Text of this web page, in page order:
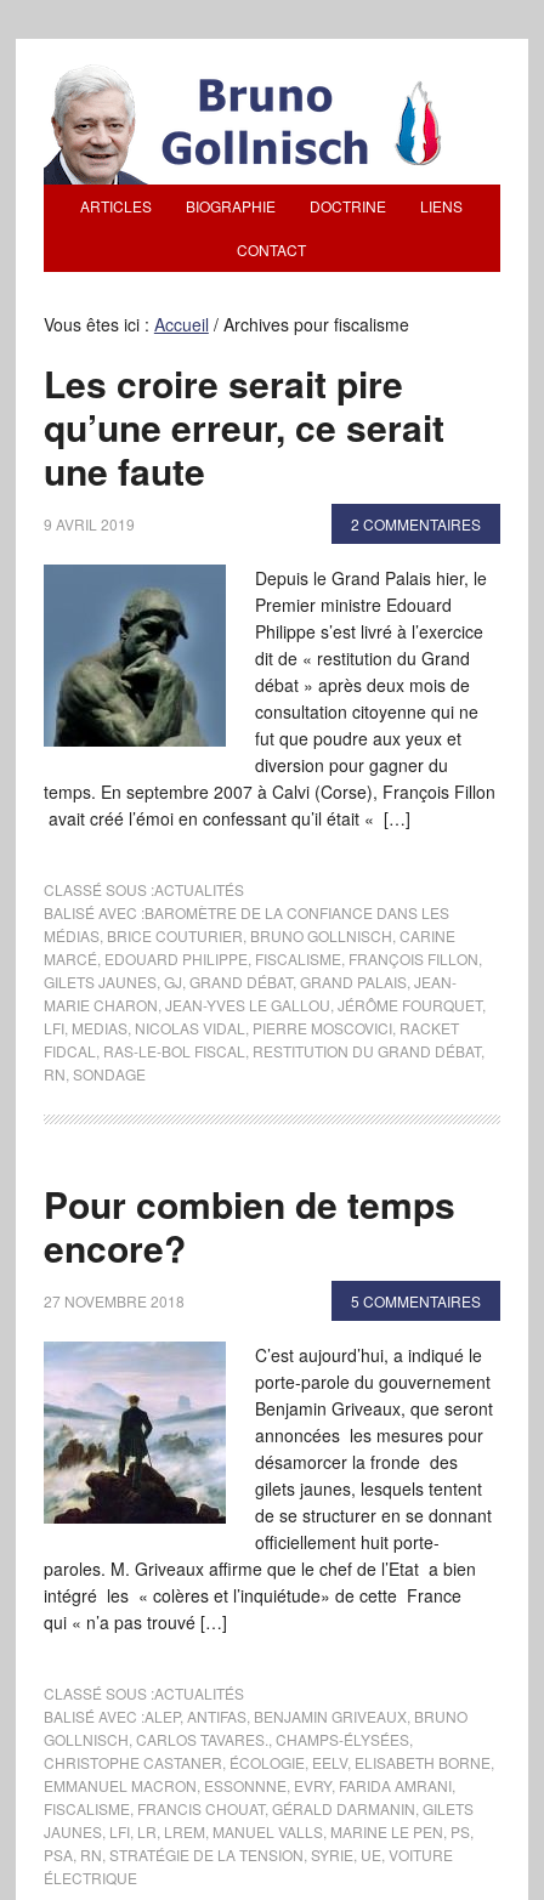
ARTICLES BIOGRAPHIE DOCTRINE LIENS
CONTACT
Vous êtes ici : Accueil /Archives pour fiscalisme
Les croire serait pire
qu’une erreur, ce serait
une faute
9 AVRIL 2019 2 COMMENTAIRES
Depuis le Grand Palais hier, le
Premier ministre Edouard
Philippe s’est livré à l’exercice
dit de « restitution du Grand
débat » après deux mois de
consultation citoyenne qui ne
fut que poudre aux yeux et
diversion pour gagner du
temps. En septembre 2007 à Calvi (Corse), François Fillon
avait créé l’émoi en confessant qu’il était « […]
CLASSÉ SOUS :ACTUALITÉS
BALISÉ AVEC :BAROMÈTRE DE LA CONFIANCE DANS LES
MÉDIAS, BRICE COUTURIER BRUNO GOLLNISCH CARINE
MARCÉ EDOUARD PHILIPPE FISCALISME FRANÇOIS FILLON
GILETS JAUNES, GJ GRAND DÉBAT, GRAND PALAIS, JEAN-
MARIE CHARON JEAN-YVES LE GALLOU JÉRÔME FOURQUET,
LFI, MEDIAS, NICOLAS VIDAL PIERRE MOSCOVICI, RACKET
FIDCAL
RAS-LE-BOL FISCAL RESTITUTION DU GRAND DÉBAT,
RN SONDAGE
Pour combien de temps
encore?
27 NOVEMBRE 2018 5 COMMENTAIRES
C’est aujourd’hui, a indiqué le
porte-parole du gouvernement
Benjamin Griveaux, que seront
annoncées les mesures pour
désamorcer la fronde des
gilets jaunes, lesquels tentent
de se structurer en se donnant
officiellement huit porte-
paroles. M. Griveaux affirme que le chef de l’Etat a bien
intégré les « colères et l’inquiétude» de cette France
qui « n’a pas trouvé […]
CLASSÉ SOUS :ACTUALITÉS
BALISÉ AVEC :ALEP, ANTIFAS, BENJAMIN GRIVEAUX, BRUNO
GOLLNISCH CARLOS TAVARES. CHAMPS-ÉLYSÉES,
CHRISTOPHE CASTANER ÉCOLOGIE EELV, ELISABETH BORNE
EMMANUEL MACRON ESSONNNE EVRY, FARIDA AMRANI,
FISCALISME FRANCIS CHOUAT, GÉRALD DARMANIN GILETS
JAUNES, LFI, LR LREM MANUEL VALLS, MARINE LE PEN PS,
PSA, RN STRATÉGIE DE LA TENSION SYRIE UE VOITURE
ÉLECTRIQUE